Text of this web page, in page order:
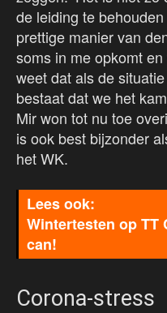
de leiding te
prettige manier van
soms in me opkomt
weet dat als de
bestaat dat we het
Mir won tot nu toe
is ook best bijzonder
het WK.
Wintertesten op TT
can!
Corona-stress